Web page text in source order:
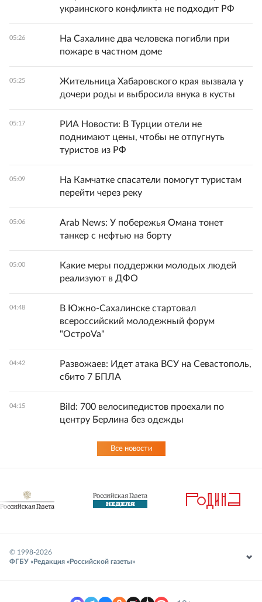
украинского конфликта не подходит РФ
05:26
На Сахалине два человека погибли при
пожаре в частном доме
05:25
Жительница Хабаровского края вызвала у
дочери роды и выбросила внука в кусты
05:17
РИА Новости: В Турции отели не
поднимают цены, чтобы не отпугнуть
туристов из РФ
05:09
На Камчатке спасатели помогут туристам
перейти через реку
05:06
Arab News: У побережья Омана тонет
танкер с нефтью на борту
05:00
Какие меры поддержки молодых людей
реализуют в ДФО
04:48
В Южно-Сахалинске стартовал
всероссийский молодежный форум
"ОстроVa"
04:42
Развожаев: Идет атака ВСУ на Севастополь,
сбито 7 БПЛА
04:15
Bild: 700 велосипедистов проехали по
центру Берлина без одежды
Все новости
© 1998-2026
ФГБУ «Редакция «Российской газеты»